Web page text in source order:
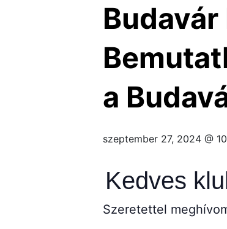
a
szeptember 27, 2024 @
Kedves
Szeretettel